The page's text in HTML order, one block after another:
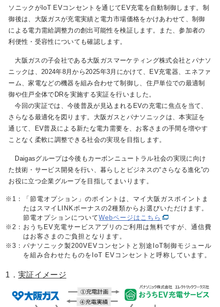
ソニックがIoT EVコンセントを通じてEV充電を自動制御します。制
御後は、大阪ガスが充電実績と電力市場価格をかけあわせて、制御
による電力需給調整力の創出可能性を検証します。また、参加者の
利便性・受容性についても確認します。
大阪ガスの子会社である大阪ガスマーケティング株式会社とパナソ
ニックは、2024年8月から2025年3月にかけて、EV充電器、エネファ
ーム、家電などの機器を組み合わせて制御し、住戸単位での最適制
御や住戸全体でDRを実施する実証を行いました。
今回の実証では、今後普及が見込まれるEVの充電に焦点を当て、
さらなる最適化を図ります。大阪ガスとパナソニックは、本実証を
通じて、EV普及による新たな電力需要を、お客さまの手間を増やす
ことなく柔軟に調整できる社会の実現を目指します。
Daigasグループは今後もカーボンニュートラル社会の実現に向け
た技術・サービス開発を行い、暮らしとビジネスの“さらなる進化”の
お役に立つ企業グループを目指してまいります。
※1：
「節電オプション」のポイントは、マイ大阪ガスポイントま
たはスマイLINKボーナスの2種類からお選びいただけます。
節電オプションについてWebページはこちら
※2： おうちEV充電サービスアプリのご利用は無料ですが、通信費
はお客さまのご負担となります。
※3：パナソニック製200VEVコンセントと別途IoT制御モジュール
を組み合わせたものをIoT EVコンセントと呼称しています。
1． 実証イメージ